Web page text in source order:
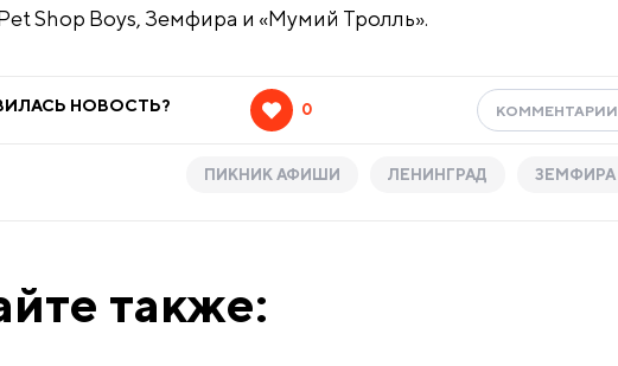
Shop Boys, Земфира и «Мумий Тролль».
НОВОСТЬ? 0 КОММЕНТАРИИ
ПИКНИК АФИШИ ЛЕНИНГРАД ЗЕМФИРА
также: